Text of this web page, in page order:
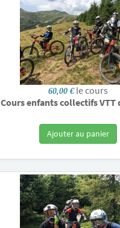
60,00 € le cours
Cours enfants collectifs VTT
Ajouter au panier